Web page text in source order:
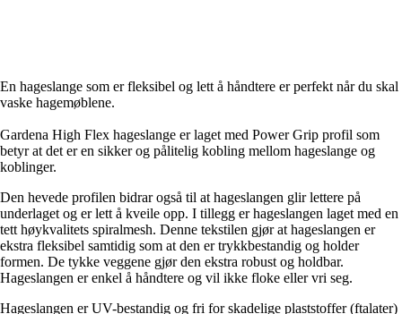
En hageslange som er fleksibel og lett å håndtere er perfekt når du skal
vaske hagemøblene.
Gardena High Flex hageslange er laget med Power Grip profil som
betyr at det er en sikker og pålitelig kobling mellom hageslange og
koblinger.
Den hevede profilen bidrar også til at hageslangen glir lettere på
underlaget og er lett å kveile opp. I tillegg er hageslangen laget med en
tett høykvalitets spiralmesh. Denne tekstilen gjør at hageslangen er
ekstra fleksibel samtidig som at den er trykkbestandig og holder
formen. De tykke veggene gjør den ekstra robust og holdbar.
Hageslangen er enkel å håndtere og vil ikke floke eller vri seg.
Hageslangen er UV-bestandig og fri for skadelige plaststoffer (ftalater)